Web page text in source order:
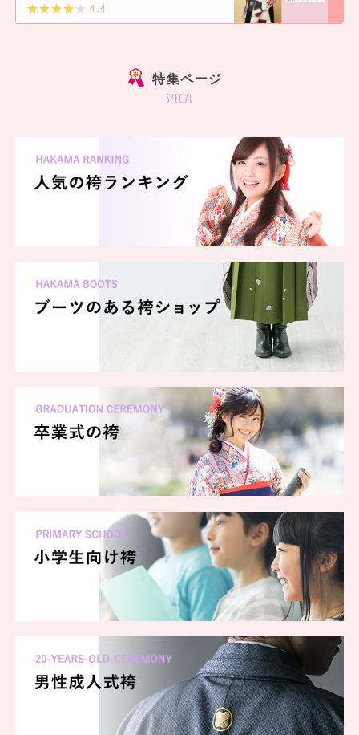
4.4
特集ページ
special